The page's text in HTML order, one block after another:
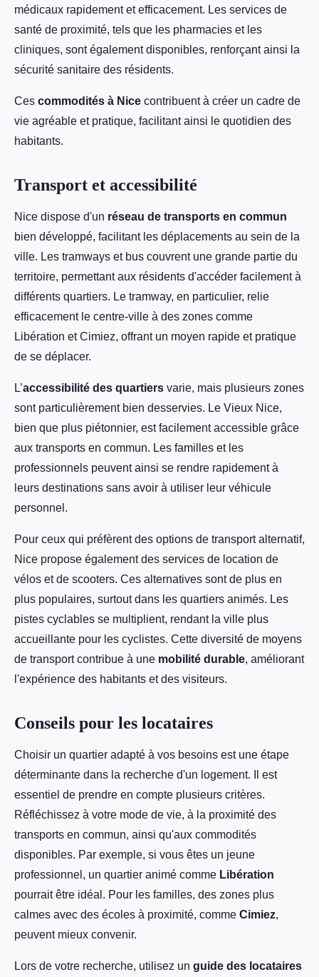
médicaux rapidement et efficacement. Les services de
santé de proximité, tels que les pharmacies et les
cliniques, sont également disponibles, renforçant ainsi la
sécurité sanitaire des résidents.
Ces commodités à Nice contribuent à créer un cadre de
vie agréable et pratique, facilitant ainsi le quotidien des
habitants.
Transport et accessibilité
Nice dispose d'un réseau de transports en commun
bien développé, facilitant les déplacements au sein de la
ville. Les tramways et bus couvrent une grande partie du
territoire, permettant aux résidents d'accéder facilement à
différents quartiers. Le tramway, en particulier, relie
efficacement le centre-ville à des zones comme
Libération et Cimiez, offrant un moyen rapide et pratique
de se déplacer.
L’accessibilité des quartiers varie, mais plusieurs zones
sont particulièrement bien desservies. Le Vieux Nice,
bien que plus piétonnier, est facilement accessible grâce
aux transports en commun. Les familles et les
professionnels peuvent ainsi se rendre rapidement à
leurs destinations sans avoir à utiliser leur véhicule
personnel.
Pour ceux qui préfèrent des options de transport alternatif,
Nice propose également des services de location de
vélos et de scooters. Ces alternatives sont de plus en
plus populaires, surtout dans les quartiers animés. Les
pistes cyclables se multiplient, rendant la ville plus
accueillante pour les cyclistes. Cette diversité de moyens
de transport contribue à une mobilité durable, améliorant
l'expérience des habitants et des visiteurs.
Conseils pour les locataires
Choisir un quartier adapté à vos besoins est une étape
déterminante dans la recherche d'un logement. Il est
essentiel de prendre en compte plusieurs critères.
Réfléchissez à votre mode de vie, à la proximité des
transports en commun, ainsi qu'aux commodités
disponibles. Par exemple, si vous êtes un jeune
professionnel, un quartier animé comme Libération
pourrait être idéal. Pour les familles, des zones plus
calmes avec des écoles à proximité, comme Cimiez,
peuvent mieux convenir.
Lors de votre recherche, utilisez un guide des locataires